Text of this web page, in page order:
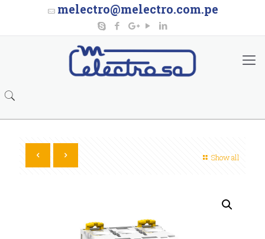
melectro@melectro.com.pe
Show all